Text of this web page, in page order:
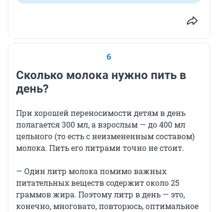
6
Сколько молока нужно пить в
день?
При хорошей переносимости детям в день
полагается 300 мл, а взрослым — до 400 мл
цельного (то есть с неизмененным составом)
молока. Пить его литрами точно не стоит.
— Один литр молока помимо важных
питательных веществ содержит около 25
граммов жира. Поэтому литр в день — это,
конечно, многовато, повторюсь, оптимальное